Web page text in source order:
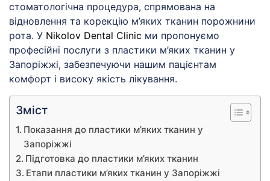
стоматологічна процедура, спрямована на
відновлення та корекцію м’яких тканин порожнини
рота. У Nikolov Dental Clinic ми пропонуємо
професійні послуги з пластики м’яких тканин у
Запоріжжі, забезпечуючи нашим пацієнтам
комфорт і високу якість лікування.
Зміст
Показання до пластики м’яких тканин у
Запоріжжі
Підготовка до пластики м’яких тканин
Етапи пластики м’яких тканин у Запоріжжі